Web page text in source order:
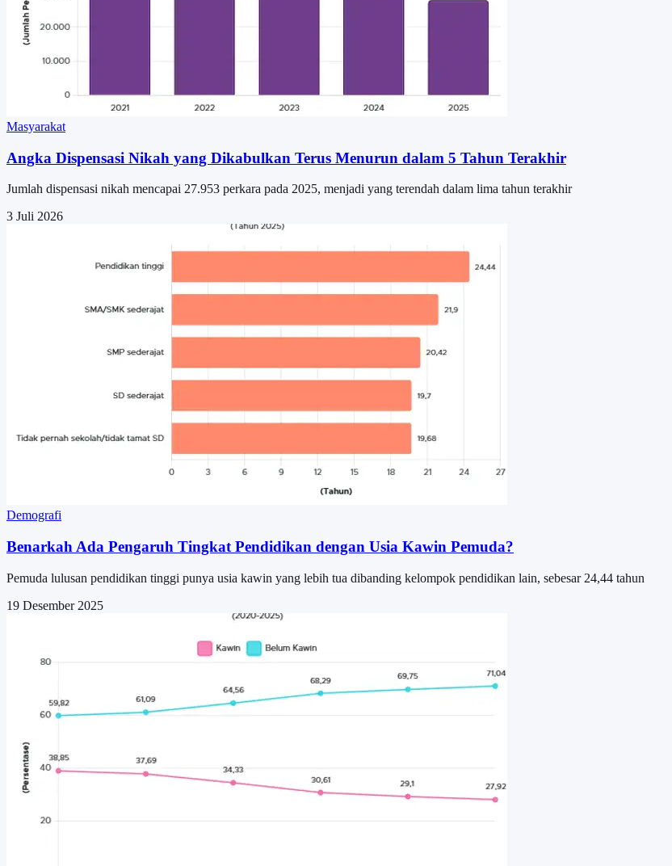
Masyarakat
Angka Dispensasi Nikah yang Dikabulkan Terus Menurun dalam 5 Tahun Terakhir
Jumlah dispensasi nikah mencapai 27.953 perkara pada 2025, menjadi yang terendah dalam lima tahun terakhir
3 Juli 2026
Demografi
Benarkah Ada Pengaruh Tingkat Pendidikan dengan Usia Kawin Pemuda?
Pemuda lulusan pendidikan tinggi punya usia kawin yang lebih tua dibanding kelompok pendidikan lain, sebesar 24,44 tahun
19 Desember 2025